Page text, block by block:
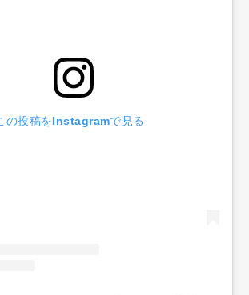
の投稿をInstagramで見る